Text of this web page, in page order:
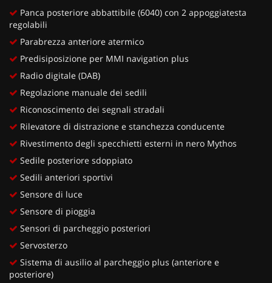
Panca posteriore abbattibile (6040) con 2 appoggiatesta
regolabili
Parabrezza anteriore atermico
Predisiposizione per MMI navigation plus
Radio digitale (DAB)
Regolazione manuale dei sedili
Riconoscimento dei segnali stradali
Rilevatore di distrazione e stanchezza conducente
Rivestimento degli specchietti esterni in nero Mythos
Sedile posteriore sdoppiato
Sedili anteriori sportivi
Sensore di luce
Sensore di pioggia
Sensori di parcheggio posteriori
Servosterzo
Sistema di ausilio al parcheggio plus (anteriore e
posteriore)